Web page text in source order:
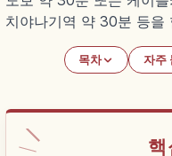
치야나기역 약 30분 등을
목차 자주